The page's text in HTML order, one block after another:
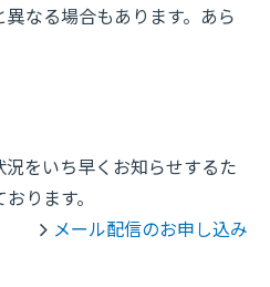
なる場合もあります。あら
をいち早くお知らせするた
ります。
メール配信のお申し込み